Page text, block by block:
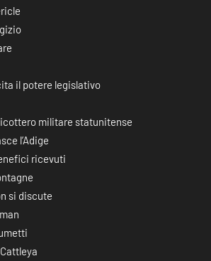
il potere legislativo
militare statunitense
l’Adige
ricevuti
si discute